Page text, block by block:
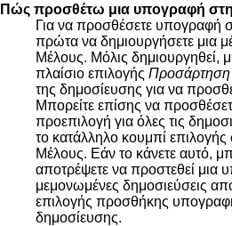
Πώς προσθέτω μια υπογραφή
Για να προσθέσετε υπογραφή
πρώτα να δημιουργήσετε μια
Μέλους. Μόλις δημιουργηθεί,
πλαίσιο επιλογής
της δημοσίευσης για να
Μπορείτε επίσης να
προεπιλογή για όλες τις
το κατάλληλο κουμπί
Μέλους. Εάν το κάνετε αυτό,
αποτρέψετε να προστεθεί μια
μεμονωμένες δημοσιεύσεις
επιλογής προσθήκης
δημοσίευσης.